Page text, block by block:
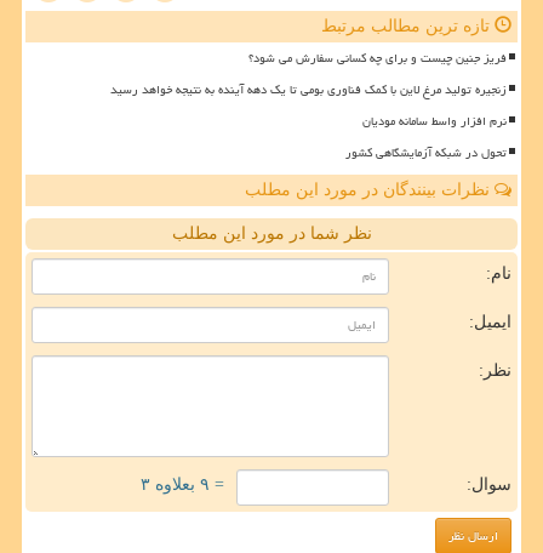
تازه ترین مطالب مرتبط
فریز جنین چیست و برای چه کسانی سفارش می شود؟
زنجیره تولید مرغ لاین با کمک فناوری بومی تا یک دهه آینده به نتیجه خواهد رسید
نرم افزار واسط سامانه مودیان
تحول در شبکه آزمایشگاهی کشور
نظرات بینندگان در مورد این مطلب
نظر شما در مورد این مطلب
نام:
ایمیل:
نظر:
سوال: = ۹ بعلاوه ۳